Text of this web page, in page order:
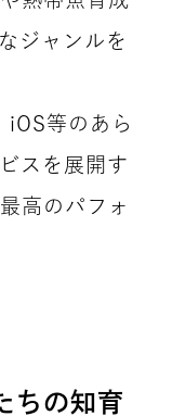
ジャンルを
等のあら
スを展開す
高のパフォ
ちの知育